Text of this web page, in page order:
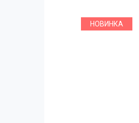
НОВИНКА